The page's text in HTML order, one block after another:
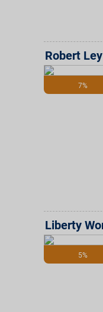
7%
Robert Ley
5%
Liberty